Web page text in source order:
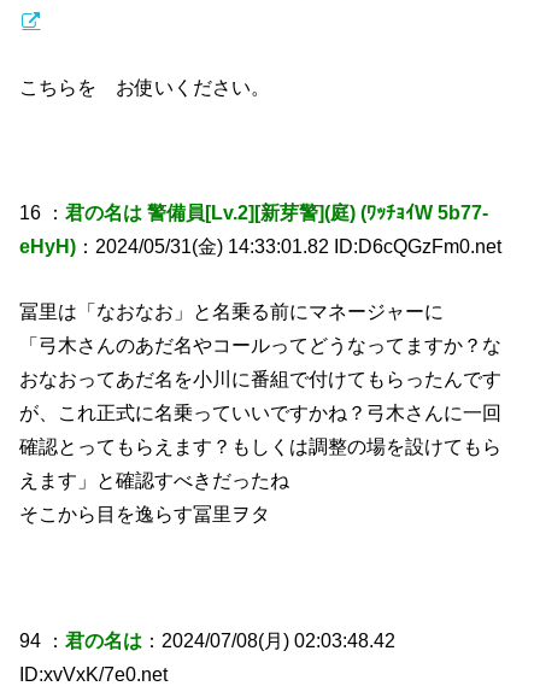
こちらを お使いください。
16 ：君の名は 警備員[Lv.2][新芽警](庭) (ﾜｯﾁｮｲW 5b77-
eHyH) ：2024/05/31(金) 14:33:01.82 ID:D6cQGzFm0.net
冨里は「なおなお」と名乗る前にマネージャーに
「弓木さんのあだ名やコールってどうなってますか？な
おなおってあだ名を小川に番組で付けてもらったんです
が、これ正式に名乗っていいですかね？弓木さんに一回
確認とってもらえます？もしくは調整の場を設けてもら
えます」と確認すべきだったね
そこから目を逸らす冨里ヲタ
94 ：君の名は ：2024/07/08(月) 02:03:48.42
ID:xvVxK/7e0.net